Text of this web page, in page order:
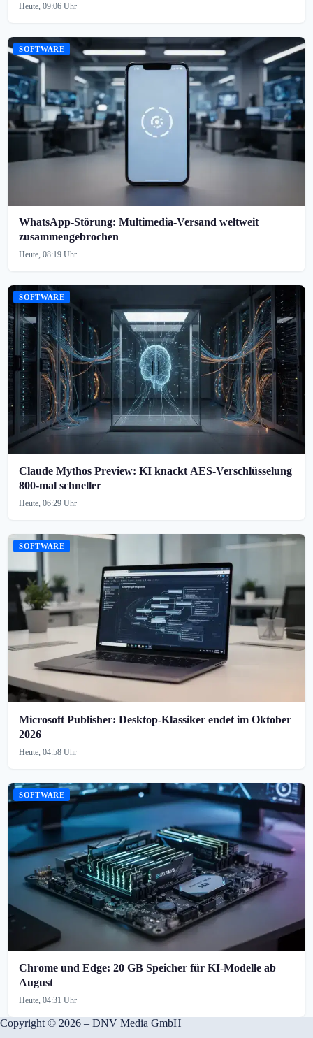
Heute, 09:06 Uhr
SOFTWARE
WhatsApp-Störung: Multimedia-Versand weltweit
zusammengebrochen
Heute, 08:19 Uhr
SOFTWARE
Claude Mythos Preview: KI knackt AES-Verschlüsselung
800-mal schneller
Heute, 06:29 Uhr
SOFTWARE
Microsoft Publisher: Desktop-Klassiker endet im Oktober
2026
Heute, 04:58 Uhr
SOFTWARE
Chrome und Edge: 20 GB Speicher für KI-Modelle ab
August
Heute, 04:31 Uhr
Copyright © 2026 – DNV Media GmbH